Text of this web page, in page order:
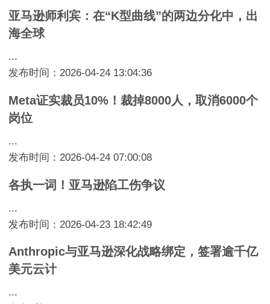
亚马逊师利宾：在“K型曲线”的两边分化中，出
海全球
...
发布时间：2026-04-24 13:04:36
Meta证实裁员10%！裁掉8000人，取消6000个
岗位
...
发布时间：2026-04-24 07:00:08
各执一词！亚马逊陷工伤争议
...
发布时间：2026-04-23 18:42:49
Anthropic与亚马逊深化战略绑定，签署逾千亿
美元云计
...